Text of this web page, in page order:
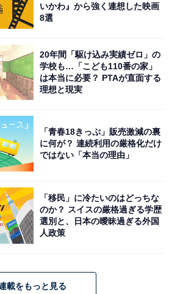
いかわ』から強く連想した映画
8選
20年間「駆け込み実績ゼロ」の
学校も…「こども110番の家」
は本当に必要？ PTAが直面する
理想と現実
「青春18きっぷ」販売激減の裏
に何が？ 連続利用の厳格化だけ
ではない「本当の理由」
「移民」に冷たいのはどっちな
のか？ スイスの厳格過ぎる学歴
選別と、日本の曖昧過ぎる外国
人政策
載をもっと見る